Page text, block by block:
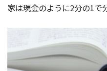
家は現金のように2分の1で